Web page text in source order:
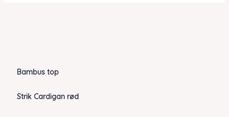
Bambus top
Strik Cardigan rød